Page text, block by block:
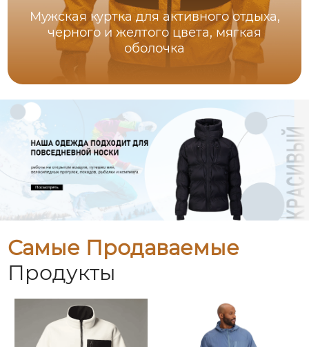
Мужская куртка для активного отдыха,
черного и желтого цвета, мягкая
оболочка
Самые Продаваемые
Продукты